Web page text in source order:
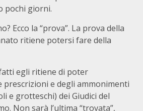
pochi giorni.
Ecco la “prova”. La prova della
ritiene potersi fare della
egli ritiene di poter
prescrizioni e degli ammonimenti
e grotteschi) dei Giudici del
Non sarà l’ultima “trovata”,